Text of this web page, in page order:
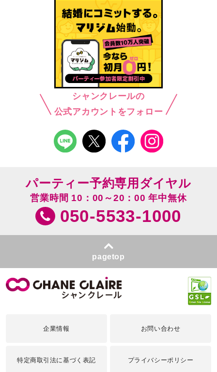
シャンクレールの
公式アカウントをフォロー
パーティー予約専用ダイヤル
営業時間 10：00～20：00 年中無休
050-5533-1000
pagetop
企業情報 お問い合わせ
特定商取引法に基づく表記 プライバシーポリシー